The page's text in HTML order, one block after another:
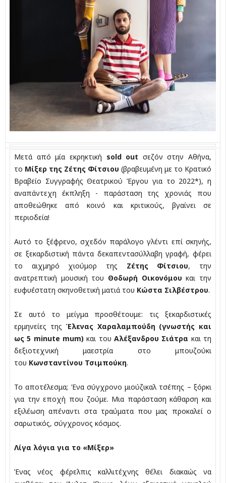
Μετά από μία εκρηκτική sold out σεζόν στην Αθήνα,
το Μίξερ της Ζέτης Φίτσιου (βραβευμένη με το Κρατικό
Βραβείο Συγγραφής Θεατρικού Έργου για το 2022*), η
αναπάντεχη έκπληξη - παράσταση της χρονιάς που
αποθεώθηκε από κοινό και κριτικούς, βγαίνει σε
περιοδεία!
Αυτό το ξέφρενο, σχεδόν παράλογο γλέντι επί σκηνής,
σε ξεκαρδιστική πάντα δεκαπεντασύλλαβη γραφή, φέρει
το αιχμηρό χιούμορ της Ζέτης Φίτσιου, την
ανατρεπτική μουσική του Θοδωρή Οικονόμου και την
ευφυέστατη σκηνοθετική ματιά του Κώστα Σιλβέστρου.
Σε αυτό το μείγμα προσθέτουμε: τις ξεκαρδιστικές
ερμηνείες της Έλενας Χαραλαμπούδη (γνωστής και
ως 5 minute mum) και του Αλέξανδρου Σιάτρα και τη
δεξιοτεχνική μαεστρία στο μπουζούκι
του Κωνσταντίνου Τσιμπούκη.
Το αποτέλεσμα; Ένα σύγχρονο μιούζικαλ τσέπης – ξόρκι
για την εποχή που ζούμε. Μια παράσταση κάθαρση και
εξιλέωση απέναντι στα τραύματα που μας προκαλεί ο
σαρωτικός, σύγχρονος κόσμος.
Λίγα λόγια για το «Μίξερ»
Ένας νέος φέρελπις καλλιτέχνης θέλει διακαώς να